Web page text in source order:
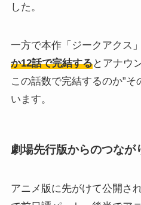
した。
一方で本作「ジークアクス
か12話で完結するとアナウ
この話数で完結するのか”
います。
劇場先行版からのつなが
アニメ版に先がけて公開さ